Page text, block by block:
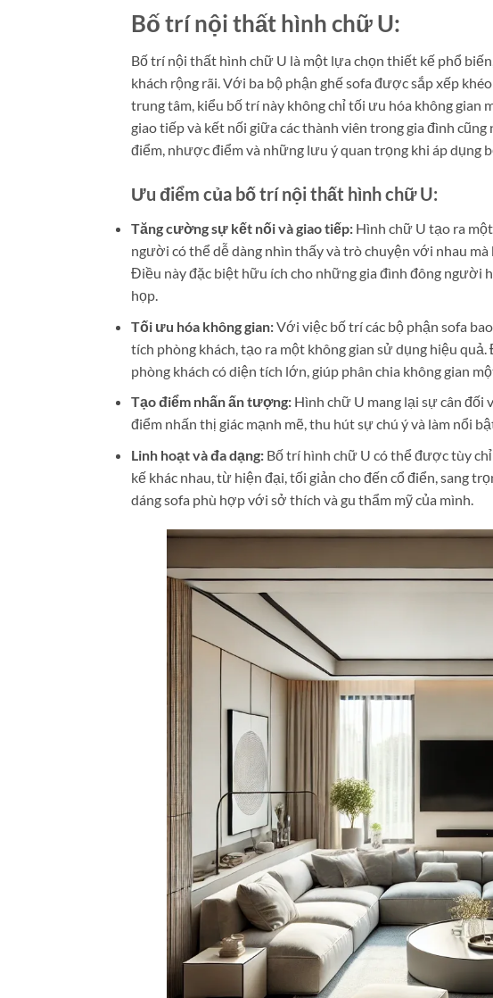
Bố trí nội thất hình chữ U:
Bố trí nội thất hình chữ U là một lựa chọn thiết kế phổ
khách rộng rãi. Với ba bộ phận ghế sofa được sắp xếp
trung tâm, kiểu bố trí này không chỉ tối ưu hóa không gian
giao tiếp và kết nối giữa các thành viên trong gia đình
điểm, nhược điểm và những lưu ý quan trọng khi áp dụng
Ưu điểm của bố trí nội thất hình chữ U:
Tăng cường sự kết nối và giao tiếp: Hình chữ U tạo ra
người có thể dễ dàng nhìn thấy và trò chuyện với nhau
Điều này đặc biệt hữu ích cho những gia đình đông người
họp.
Tối ưu hóa không gian:Với việc bố trí các bộ phận sofa
tích phòng khách, tạo ra một không gian sử dụng hiệu
phòng khách có diện tích lớn, giúp phân chia không gian
Tạo điểm nhấn ấn tượng: Hình chữ U mang lại sự cân đối
điểm nhấn thị giác mạnh mẽ, thu hút sự chú ý và làm nổi
Linh hoạt và đa dạng: Bố trí hình chữ U có thể được tùy
kế khác nhau, từ hiện đại, tối giản cho đến cổ điển, sang
dáng sofa phù hợp với sở thích và gu thẩm mỹ của mình.